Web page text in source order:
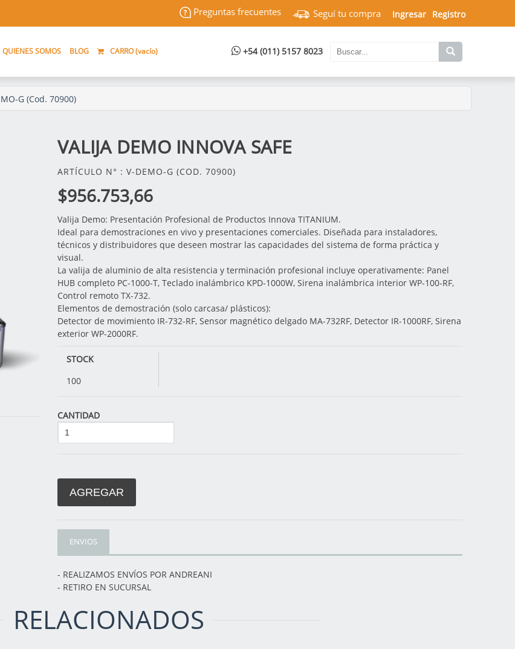
Ingresar Registro
Seguí tu compra
Preguntas frecuentes
+54 (011) 5157 8023
QUIENES SOMOS BLOG CARRO (vacío)
G (Cod. 70900)
VALIJA DEMO INNOVA SAFE
ARTÍCULO N° : V-DEMO-G (COD. 70900)
$956.753,66
Valija Demo: Presentación Profesional de Productos Innova TITANIUM.
Ideal para demostraciones en vivo y presentaciones comerciales. Diseñada para instaladores,
técnicos y distribuidores que deseen mostrar las capacidades del sistema de forma práctica y
visual.
La valija de aluminio de alta resistencia y terminación profesional incluye operativamente: Panel
HUB completo PC-1000-T, Teclado inalámbrico KPD-1000W, Sirena inalámbrica interior WP-100-RF,
Control remoto TX-732.
Elementos de demostración (solo carcasa/ plásticos):
Detector de movimiento IR-732-RF, Sensor magnético delgado MA-732RF, Detector IR-1000RF, Sirena
exterior WP-2000RF.
STOCK
100
CANTIDAD
AGREGAR
ENVIOS
- REALIZAMOS ENVÍOS POR ANDREANI
- RETIRO EN SUCURSAL
RELACIONADOS